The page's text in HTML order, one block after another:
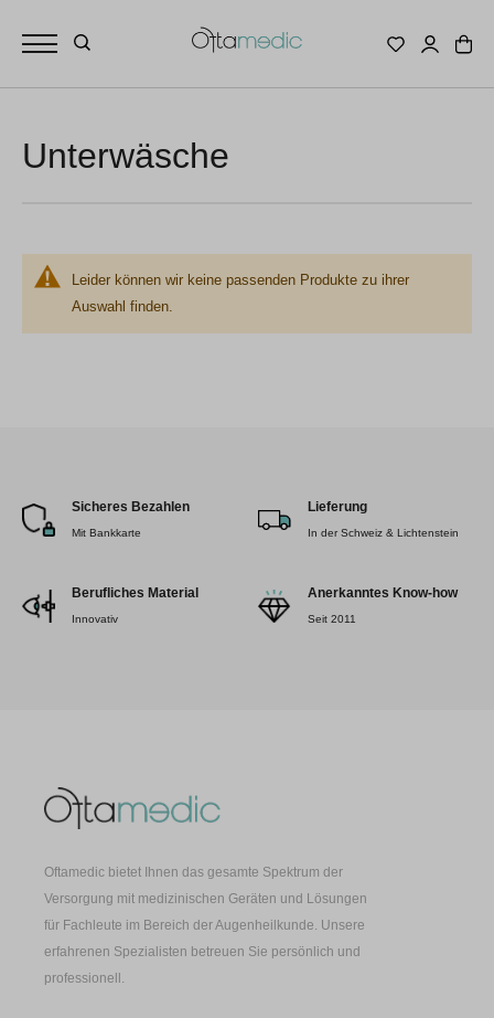
Unterwäsche
Leider können wir keine passenden Produkte zu ihrer
Auswahl finden.
Sicheres Bezahlen
Mit Bankkarte
Lieferung
In der Schweiz & Lichtenstein
Berufliches Material
Innovativ
Anerkanntes Know-how
Seit 2011
Oftamedic bietet Ihnen das gesamte Spektrum der
Versorgung mit medizinischen Geräten und Lösungen
für Fachleute im Bereich der Augenheilkunde. Unsere
erfahrenen Spezialisten betreuen Sie persönlich und
professionell.